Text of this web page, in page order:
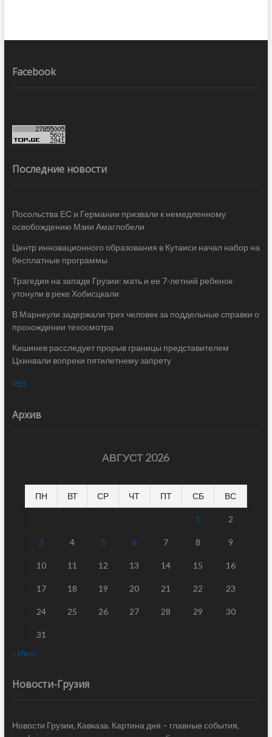
Facebook
Последние новости
Посольства ЕС и Германии призвали к немедленному
освобождению Мзии Амаглобели
Центр инновационного образования в Кутаиси начал набор на
бесплатные программы
Трагедия на западе Грузии: мать и ее 7-летний ребенок
утонули в реке Хобисцкали
В Марнеули задержали трех человек за поддельные справки о
прохождении техосмотра
Кишинев расследует прорыв границы представителем
Цхинвали вопреки пятилетнему запрету
RSS
Архив
АВГУСТ 2026
ПН ВТ СР ЧТ ПТ СБ ВС
1 2
3 4 5 6 7 8 9
10 11 12 13 14 15 16
17 18 19 20 21 22 23
24 25 26 27 28 29 30
31
« Июл
Новости-Грузия
Новости Грузии, Кавказа. Картина дня – главные события,